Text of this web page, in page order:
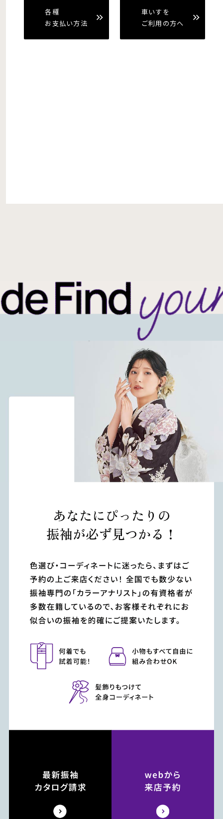
各種
お支払い方法
車いすを
ご利用の方へ